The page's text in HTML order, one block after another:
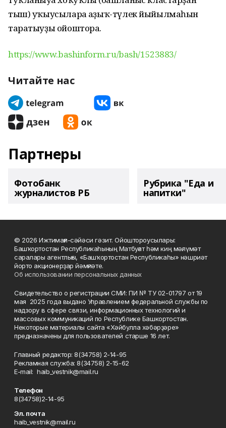
тыш) уҡыусыларға аҙыҡ-түлек йыйылмаһын
таратыуҙы ойоштора.
https://www.bashinform.ru/bash/1523883/
Читайте нас
Партнеры
Фотобанк
журналистов РБ
Рубрика "Еда и
напитки"
© 2026 Ижтимағи-сәйәси гәзит. Ойоштороусылары:
Башҡортостан Республикаһының Матбуғат һәм киң мәғлүмәт
саралары агентлығы, «Башҡортостан Республикаһы» нәшриәт
йорто акционерҙар йәмғиәте.
Об использовании персональных данных
Свидетельство о регистрации СМИ: ПИ № ТУ 02-01797 от 19
мая 2025 года выдано Управлением федеральной службы по
надзору в сфере связи, информационных технологий и
массовых коммуникаций по Республике Башкортостан.
Некоторые материалы сайта «Хәйбулла хәбәрҙәре»
предназначены для пользователей старше 16 лет.
Главный редактор: 8(34758) 2-14-95
Рекламная служба: 8(34758) 2-15-62
Е-mаil: haib_vestnik@mail.ru
Телефон
8(34758)2-14-95
Эл. почта
haib_vestnik@mail.ru